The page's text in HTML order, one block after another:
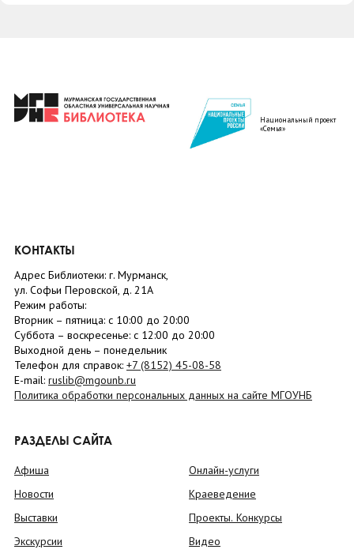
Национальный проект
«Семья»
КОНТАКТЫ
Адрес Библиотеки: г. Мурманск,
ул. Софьи Перовской, д. 21А
Режим работы:
Вторник – пятница: с 10:00 до 20:00
Суббота – воскресенье: c 12:00 до 20:00
Выходной день – понедельник
Телефон для справок: +7 (8152) 45-08-58
E-mail: ruslib@mgounb.ru
Политика обработки персональных данных на сайте МГОУНБ
РАЗДЕЛЫ САЙТА
Афиша
Новости
Выставки
Экскурсии
Онлайн-услуги
Краеведение
Проекты. Конкурсы
Видео